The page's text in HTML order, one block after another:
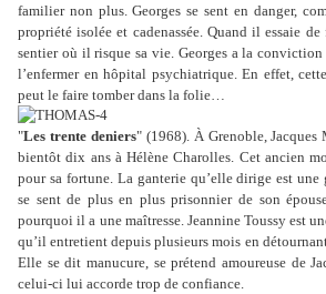
familier non plus. Georges se sent en danger,
propriété isolée et cadenassée. Quand il essaie
sentier où il risque sa vie. Georges a la
l’enfermer en hôpital psychiatrique. En effet,
peut le faire tomber dans la folie…
"Les trente deniers" (1968). À Grenoble, Jacques
bientôt dix ans à Hélène Charolles. Cet ancien
pour sa fortune. La ganterie qu’elle dirige est une
se sent de plus en plus prisonnier de son
pourquoi il a une maîtresse. Jeannine Toussy est
qu’il entretient depuis plusieurs mois en
Elle se dit manucure, se prétend amoureuse de
celui-ci lui accorde trop de confiance.